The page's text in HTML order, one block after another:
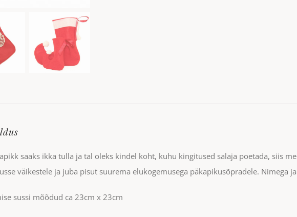
saaks ikka tulla ja tal oleks kindel koht, kuhu kingitused salaja poetada, siis
väikestele ja juba pisut suurema elukogemusega päkapikusõpradele. Nimega
sussi mõõdud ca 23cm x 23cm